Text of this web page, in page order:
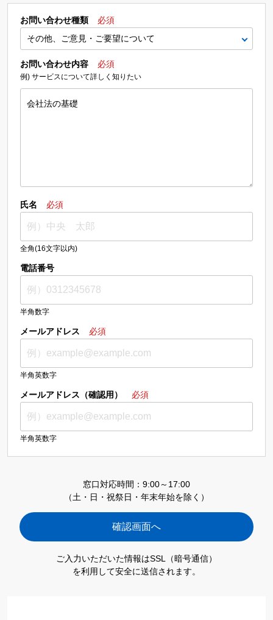
お問い合わせ種類 必須
お問い合わせ内容 必須
例) サービスについて詳しく知りたい
氏名 必須
全角(16文字以内)
電話番号
半角数字
メールアドレス 必須
半角英数字
メールアドレス（確認用） 必須
半角英数字
窓口対応時間：9:00～17:00
（土・日・祝祭日・年末年始を除く）
ご入力いただいた情報はSSL（暗号通信）
を利用して安全に送信されます。